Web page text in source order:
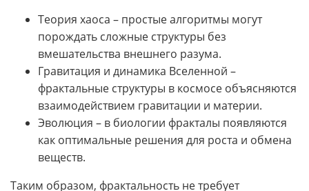
Теория хаоса – простые алгоритмы могут
порождать сложные структуры без
вмешательства внешнего разума.
Гравитация и динамика Вселенной –
фрактальные структуры в космосе объясняются
взаимодействием гравитации и материи.
Эволюция – в биологии фракталы появляются
как оптимальные решения для роста и обмена
веществ.
Таким образом, фрактальность не требует